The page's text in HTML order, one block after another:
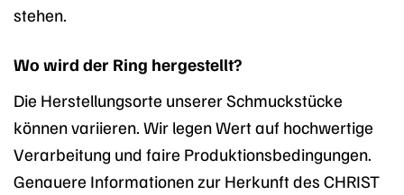
stehen.
Wo wird der Ring hergestellt?
Die Herstellungsorte unserer Schmuckstücke
können variieren. Wir legen Wert auf hochwertige
Verarbeitung und faire Produktionsbedingungen.
Genauere Informationen zur Herkunft des CHRIST